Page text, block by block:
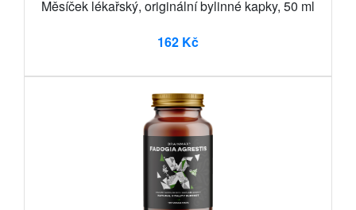
Měsíček lékařský, originální bylinné kapky, 50 ml
162 Kč